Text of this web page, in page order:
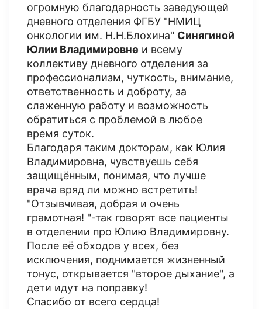
огромную благодарность заведующей
дневного отделения ФГБУ "НМИЦ
онкологии им. Н.Н.Блохина" Синягиной
Юлии Владимировне и всему
коллективу дневного отделения за
профессионализм, чуткость, внимание,
ответственность и доброту, за
слаженную работу и возможность
обратиться с проблемой в любое
время суток.
Благодаря таким докторам, как Юлия
Владимировна, чувствуешь себя
защищëнным, понимая, что лучше
врача вряд ли можно встретить!
"Отзывчивая, добрая и очень
грамотная! "-так говорят все пациенты
в отделении про Юлию Владимировну.
После еë обходов у всех, без
исключения, поднимается жизненный
тонус, открывается "второе дыхание", а
дети идут на поправку!
Спасибо от всего сердца!